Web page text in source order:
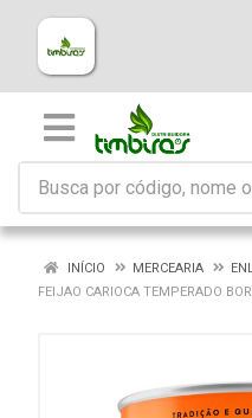
INÍCIO MERCEARIA
FEIJAO CARIOCA TEMPERADO